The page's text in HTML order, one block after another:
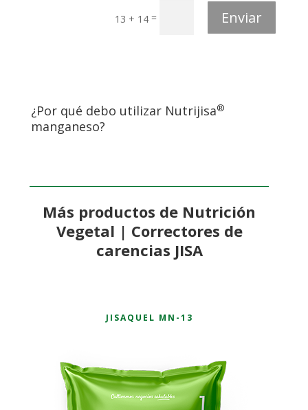
13 + 14 = Enviar
¿Por qué debo utilizar Nutrijisa®
manganeso?
Más productos de Nutrición
Vegetal | Correctores de
carencias JISA
JISAQUEL MN-13